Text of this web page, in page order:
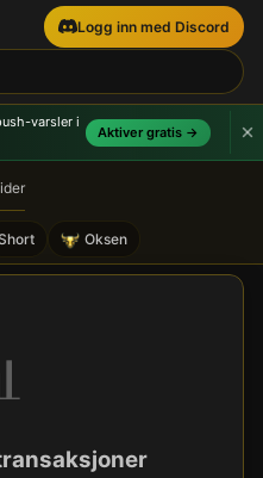
Logg inn med Discord
varsler i
Aktiver gratis →
Oksen